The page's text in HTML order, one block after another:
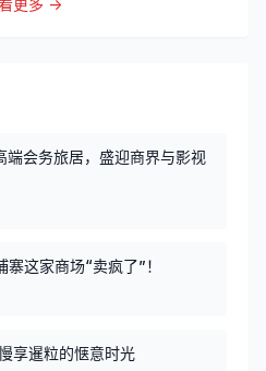
会务旅居，盛迎商界与影视
这家商场“卖疯了”！
享暹粒的惬意时光